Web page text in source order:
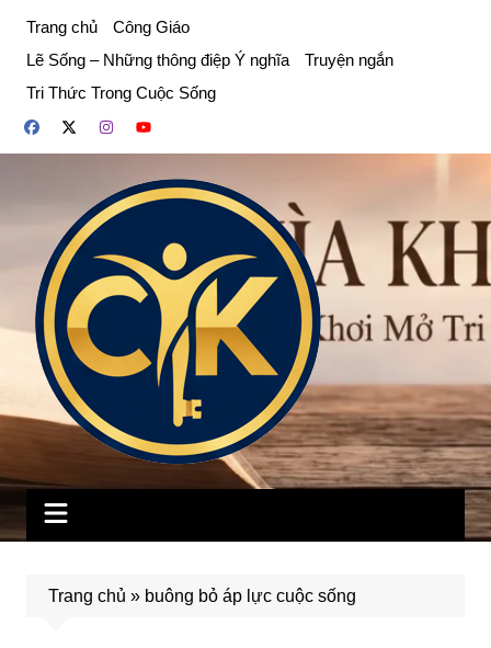
phần
dung
Trang chủ
Công Giáo
Lẽ Sống – Những thông điệp Ý nghĩa
Truyện ngắn
Tri Thức Trong Cuộc Sống
Trang chủ » buông bỏ áp lực cuộc sống